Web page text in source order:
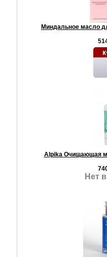
Миндальное масло
Alpika Очищающая
Нет